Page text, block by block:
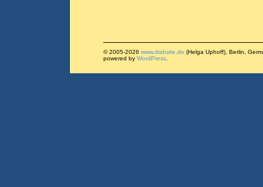
© 2005-2026 www.diabsite.de (Helga Uphoff), Berlin,
powered by WordPress.